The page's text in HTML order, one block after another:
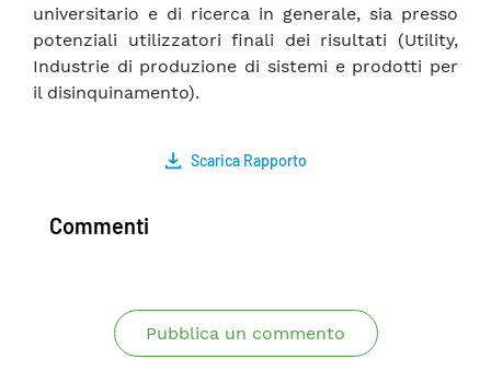
universitario e di ricerca in generale, sia presso
potenziali utilizzatori finali dei risultati (Utility,
Industrie di produzione di sistemi e prodotti per
il disinquinamento).
Scarica Rapporto
Commenti
Pubblica un commento